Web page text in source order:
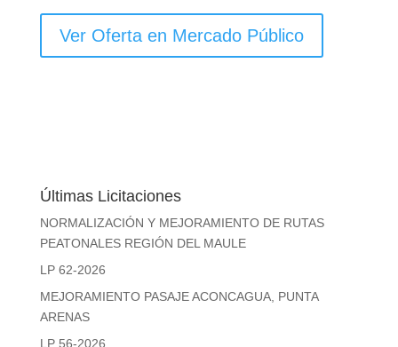
Ver Oferta en Mercado Público
Últimas Licitaciones
NORMALIZACIÓN Y MEJORAMIENTO DE RUTAS
PEATONALES REGIÓN DEL MAULE
LP 62-2026
MEJORAMIENTO PASAJE ACONCAGUA, PUNTA
ARENAS
LP 56-2026